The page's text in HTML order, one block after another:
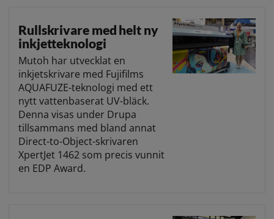
Rullskrivare med helt ny
inkjetteknologi
Mutoh har utvecklat en
inkjetskrivare med Fujifilms
AQUAFUZE-teknologi med ett
nytt vattenbaserat UV-bläck.
Denna visas under Drupa
tillsammans med bland annat
Direct-to-Object-skrivaren
XpertJet 1462 som precis vunnit
en EDP Award.